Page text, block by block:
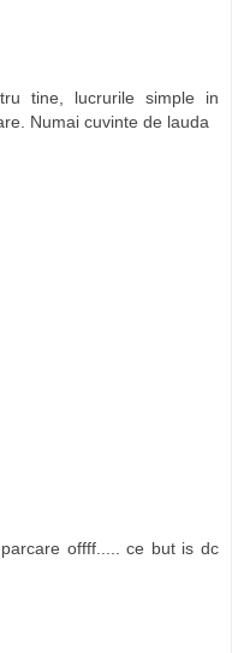
tine, lucrurile simple in
Numai cuvinte de lauda
offff..... ce but is dc